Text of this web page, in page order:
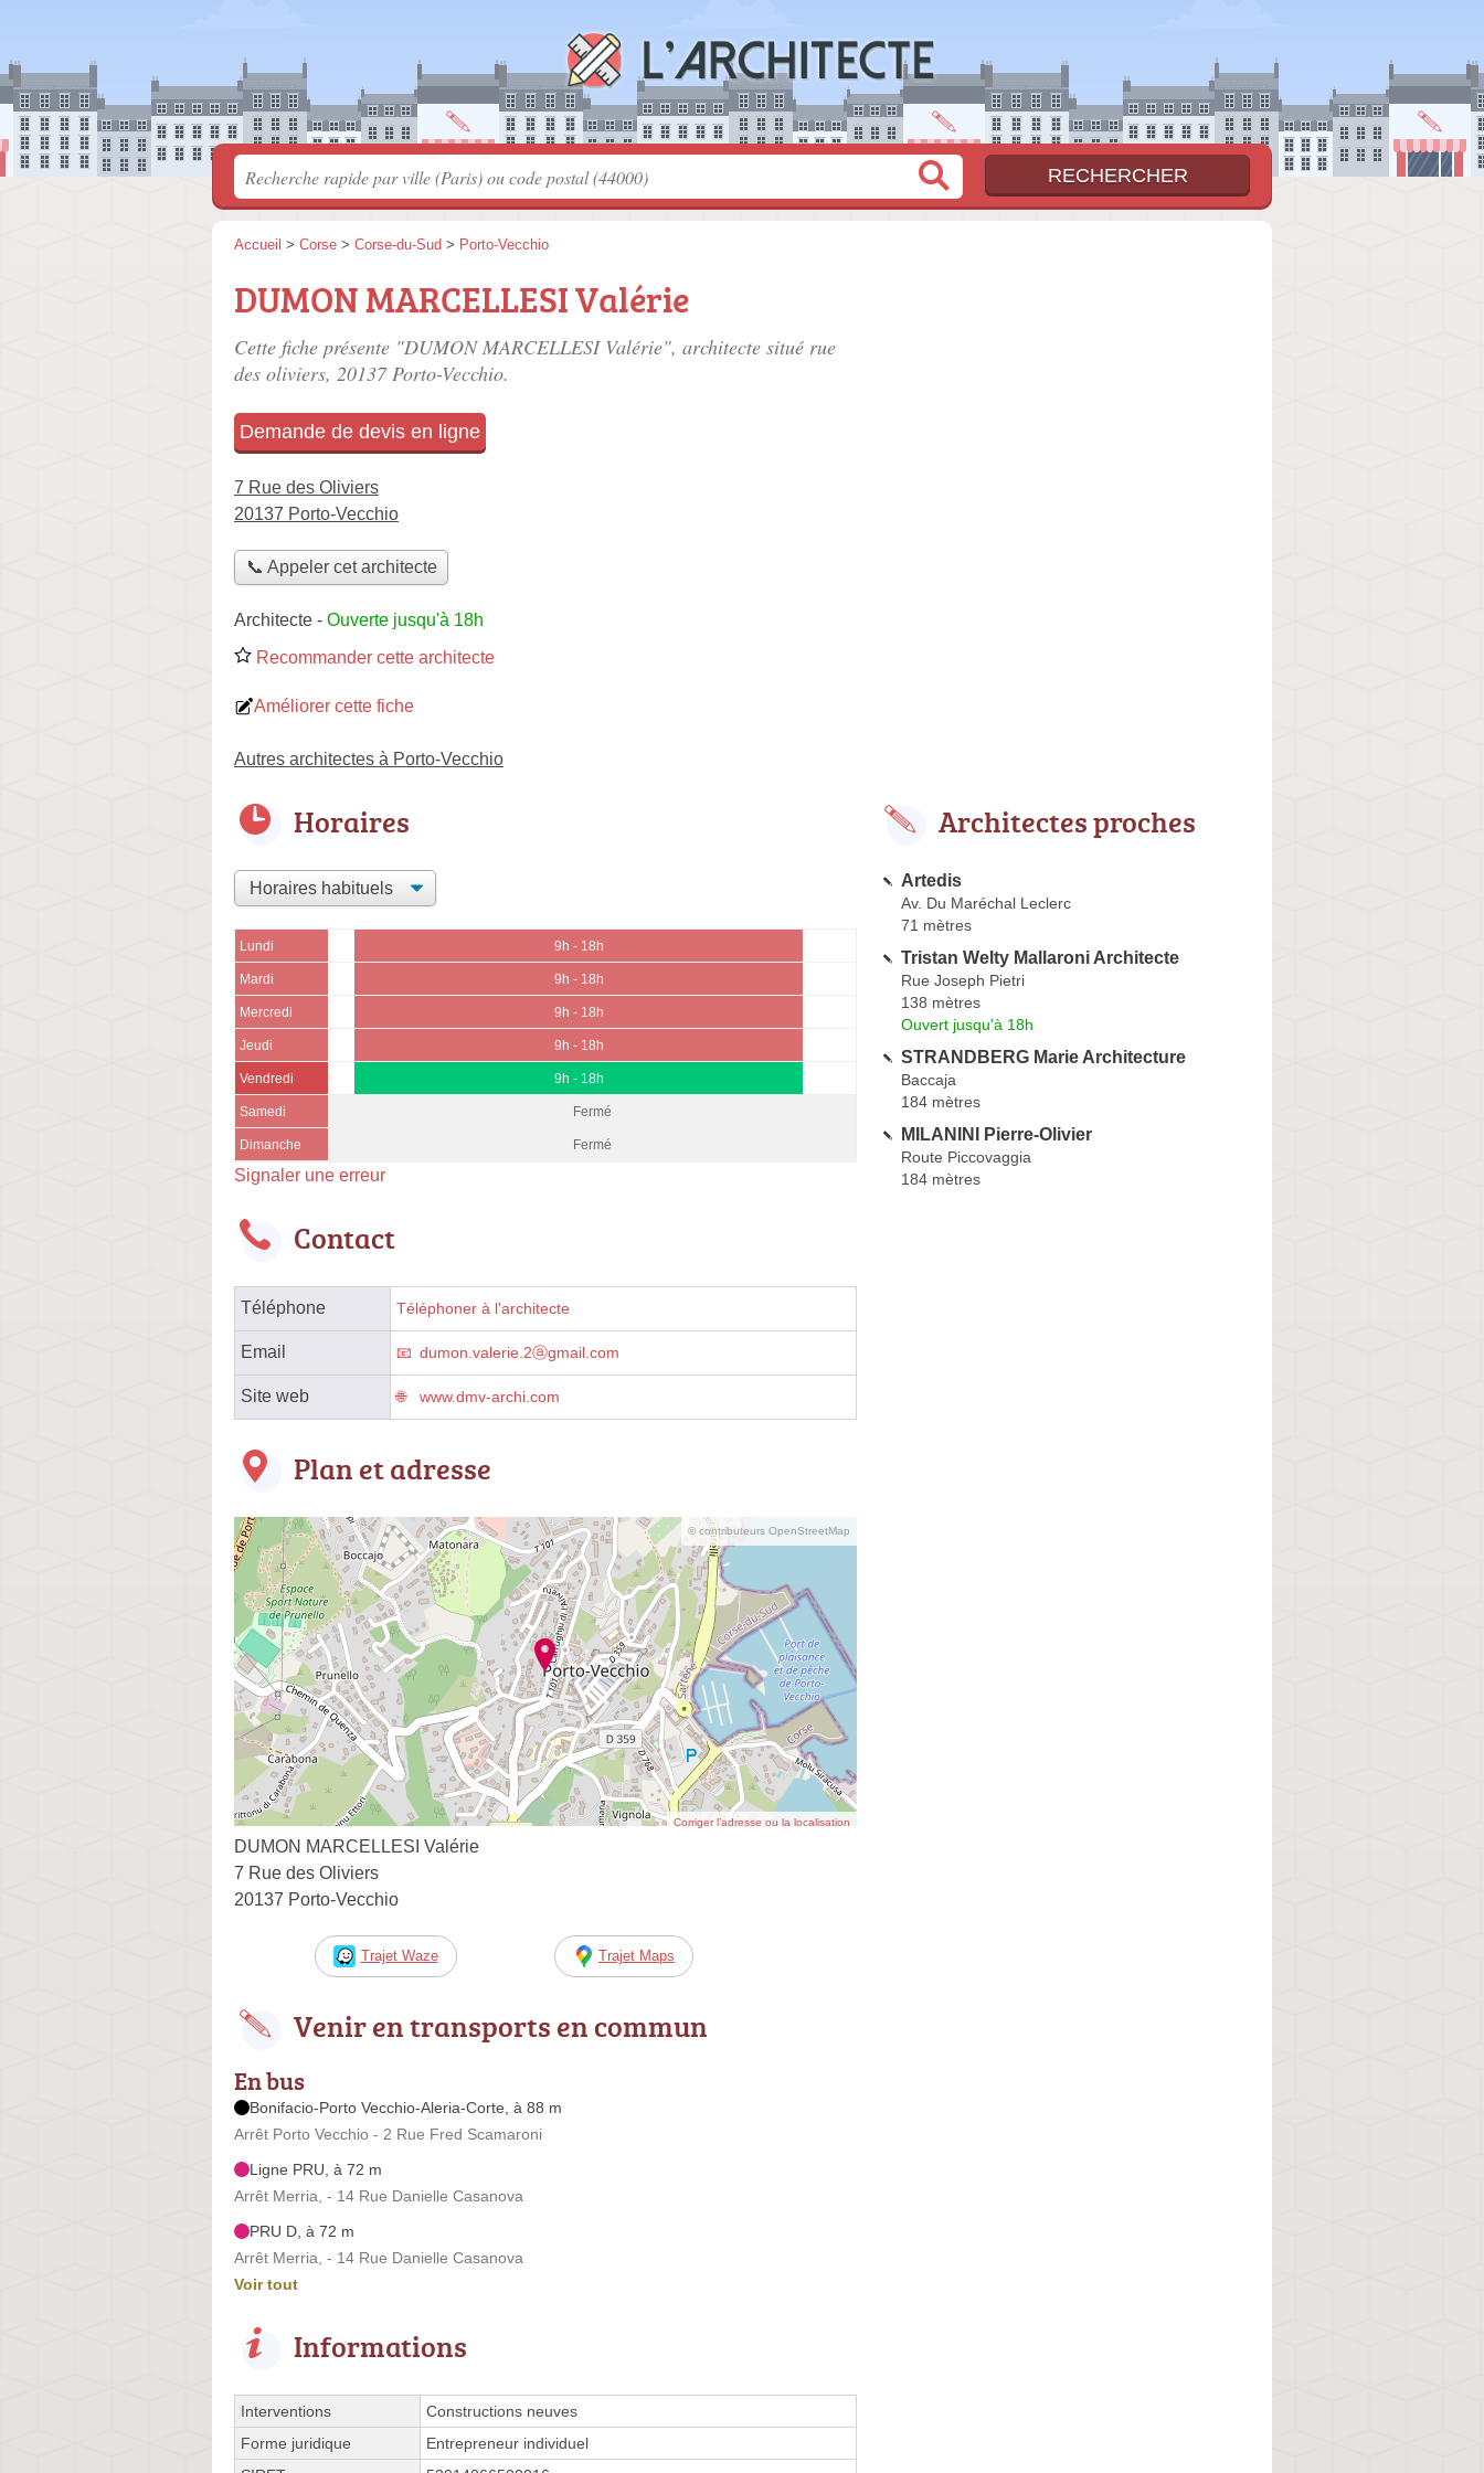
Accueil > Corse > Corse-du-Sud > Porto-Vecchio
DUMON MARCELLESI Valérie
Cette fiche présente "DUMON MARCELLESI Valérie", architecte situé rue
des oliviers, 20137 Porto-Vecchio.
Demande de devis en ligne
7 Rue des Oliviers
20137 Porto-Vecchio
📞 Appeler cet architecte
Architecte - Ouverte jusqu'à 18h
Recommander cette architecte
Améliorer cette fiche
Autres architectes à Porto-Vecchio
Horaires
Lundi 9h - 18h
Mardi 9h - 18h
Mercredi 9h - 18h
Jeudi 9h - 18h
Vendredi 9h - 18h
Samedi Fermé
Dimanche Fermé
Signaler une erreur
Contact
Téléphone Téléphoner à l'architecte
Email dumon.valerie.2ⓐgmail.com
Site web www.dmv-archi.com
Plan et adresse
© contributeurs OpenStreetMap
Corriger l’adresse ou la localisation
DUMON MARCELLESI Valérie
7 Rue des Oliviers
20137 Porto-Vecchio
Trajet Waze Trajet Maps
Venir en transports en commun
En bus
Bonifacio-Porto Vecchio-Aleria-Corte, à 88 m
Arrêt Porto Vecchio - 2 Rue Fred Scamaroni
Ligne PRU, à 72 m
Arrêt Merria, - 14 Rue Danielle Casanova
PRU D, à 72 m
Arrêt Merria, - 14 Rue Danielle Casanova
Voir tout
Informations
Interventions
Constructions neuves
Forme juridique
Entrepreneur individuel
Architectes proches
Artedis
Av. Du Maréchal Leclerc
71 mètres
Tristan Welty Mallaroni Architecte
Rue Joseph Pietri
138 mètres
Ouvert jusqu'à 18h
STRANDBERG Marie Architecture
Baccaja
184 mètres
MILANINI Pierre-Olivier
Route Piccovaggia
184 mètres